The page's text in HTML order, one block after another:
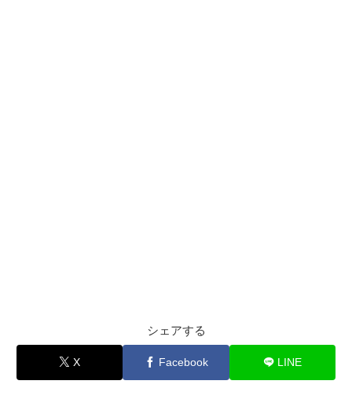
シェアする
X Facebook LINE